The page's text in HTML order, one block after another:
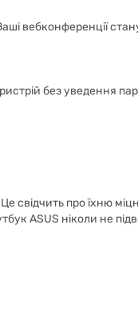
вебконференції
без уведення
про їхню
ASUS ніколи не